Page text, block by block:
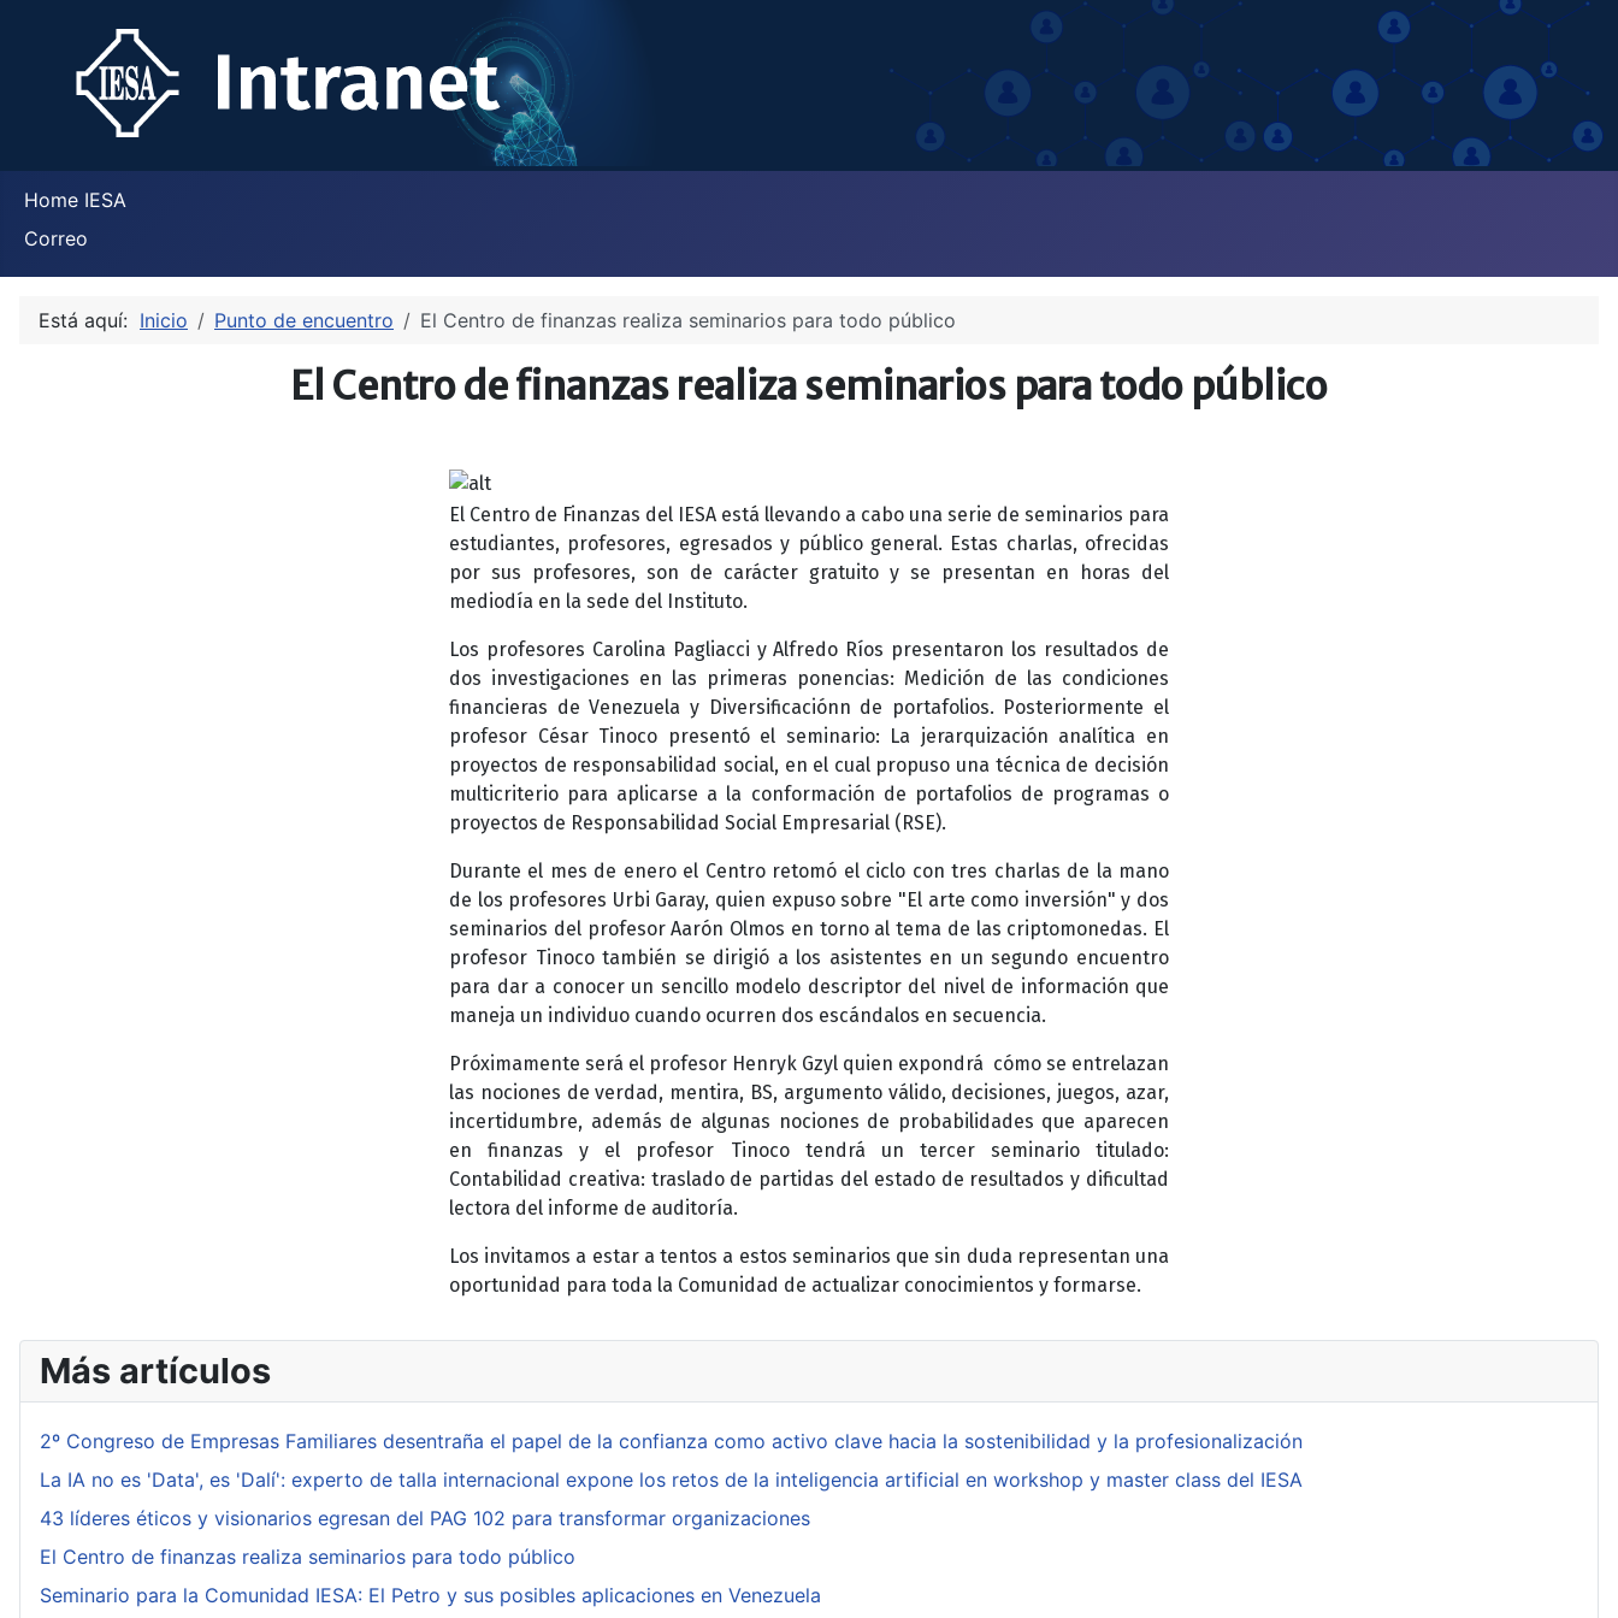
Home IESA
Correo
Está aquí: Inicio Punto de encuentro El Centro de finanzas realiza seminarios para todo público
El Centro de finanzas realiza seminarios para todo público
El Centro de Finanzas del IESA está llevando a cabo una serie de seminarios para
estudiantes, profesores, egresados y público general. Estas charlas, ofrecidas
por sus profesores, son de carácter gratuito y se presentan en horas del
mediodía en la sede del Instituto.
Los profesores Carolina Pagliacci y Alfredo Ríos presentaron los resultados de
dos investigaciones en las primeras ponencias: Medición de las condiciones
financieras de Venezuela y Diversificaciónn de portafolios. Posteriormente el
profesor César Tinoco presentó el seminario: La jerarquización analítica en
proyectos de responsabilidad social, en el cual propuso una técnica de decisión
multicriterio para aplicarse a la conformación de portafolios de programas o
proyectos de Responsabilidad Social Empresarial (RSE).
Durante el mes de enero el Centro retomó el ciclo con tres charlas de la mano
de los profesores Urbi Garay, quien expuso sobre "El arte como inversión" y dos
seminarios del profesor Aarón Olmos en torno al tema de las criptomonedas. El
profesor Tinoco también se dirigió a los asistentes en un segundo encuentro
para dar a conocer un sencillo modelo descriptor del nivel de información que
maneja un individuo cuando ocurren dos escándalos en secuencia.
Próximamente será el profesor Henryk Gzyl quien expondrá cómo se entrelazan
las nociones de verdad, mentira, BS, argumento válido, decisiones, juegos, azar,
incertidumbre, además de algunas nociones de probabilidades que aparecen
en finanzas y el profesor Tinoco tendrá un tercer seminario titulado:
Contabilidad creativa: traslado de partidas del estado de resultados y dificultad
lectora del informe de auditoría.
Los invitamos a estar a tentos a estos seminarios que sin duda representan una
oportunidad para toda la Comunidad de actualizar conocimientos y formarse.
Más artículos
2º Congreso de Empresas Familiares desentraña el papel de la confianza como activo clave hacia la sostenibilidad y la profesionalización
La IA no es 'Data', es 'Dalí': experto de talla internacional expone los retos de la inteligencia artificial en workshop y master class del IESA
43 líderes éticos y visionarios egresan del PAG 102 para transformar organizaciones
El Centro de finanzas realiza seminarios para todo público
Seminario para la Comunidad IESA: El Petro y sus posibles aplicaciones en Venezuela